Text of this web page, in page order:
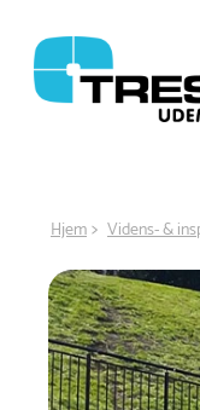
Hjem Videns- &